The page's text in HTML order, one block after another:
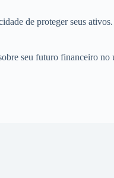
de proteger seus
seu futuro financeiro no